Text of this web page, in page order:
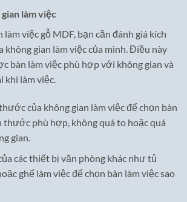
làm việc
việc gỗ MDF, bạn cần đánh giá kích
không gian làm việc của mình. Điều này
bàn làm việc phù hợp với không gian và
khi làm việc.
của không gian làm việc để chọn bàn
thước phù hợp, không quá to hoặc quá
gian.
các thiết bị văn phòng khác như tủ
ghế làm việc để chọn bàn làm việc sao